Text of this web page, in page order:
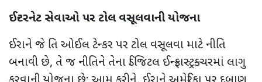
ઈન્ટરનેટ સેવાઓ પર ટોલ વસૂલવાની યોજના
ઈરાને જે તિ ઓઈલ ટેન્કર પર ટોલ વસૂલવા માટે નીતિ
બનાવી છે, તે જ નીતિને તેના ડિજિટલ ઈન્ફ્રાસ્ટ્રક્ચરમાં લાગુ